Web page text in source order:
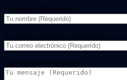
Tu nombre (Requerido)
Tu correo electrónico (Requerido)
Tu mensaje (Necesario)